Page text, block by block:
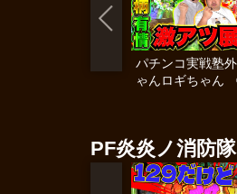
パチンコ実戦塾
ゃんロギちゃん
PF炎炎ノ消防